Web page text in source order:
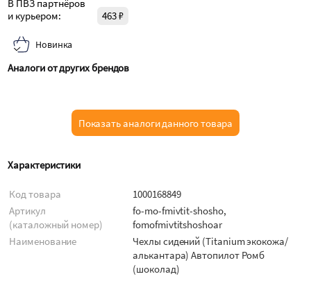
В ПВЗ партнёров
и курьером:
463 ₽
Новинка
Аналоги от других брендов
Показать аналоги данного товара
Характеристики
Код товара
1000168849
Артикул
(каталожный номер)
fo-mo-fmivtit-shosho,
fomofmivtitshoshoar
Наименование
Чехлы сидений (Titanium экокожа/
алькантара) Автопилот Ромб
(шоколад)